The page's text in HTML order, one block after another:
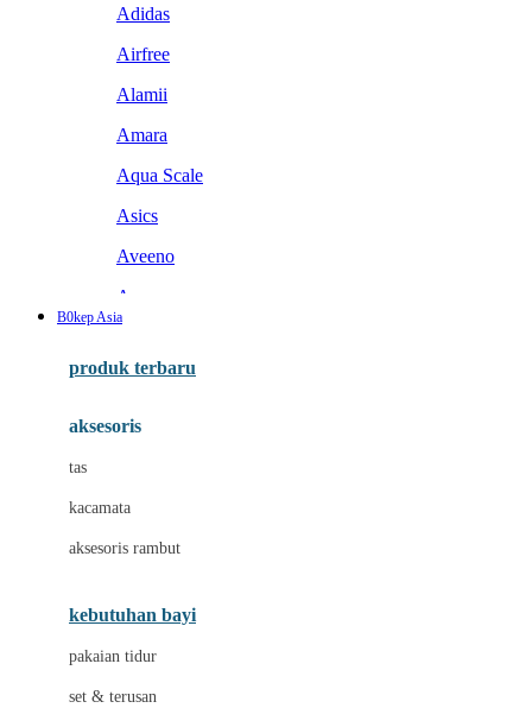
Adidas
Airfree
Alamii
Amara
Aqua Scale
Asics
Aveeno
Awan
Baabaasheepz
Baby Dove
Baby Jogger
B0kep Asia
produk terbaru
aksesoris
tas
kacamata
aksesoris rambut
kebutuhan bayi
pakaian tidur
set & terusan